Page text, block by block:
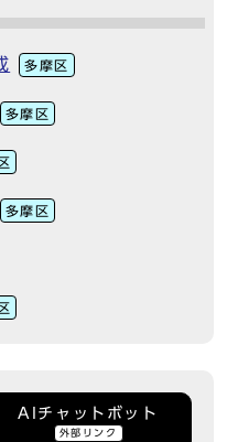
多摩区
多摩区
多摩区
AIチャットボット
外部リンク